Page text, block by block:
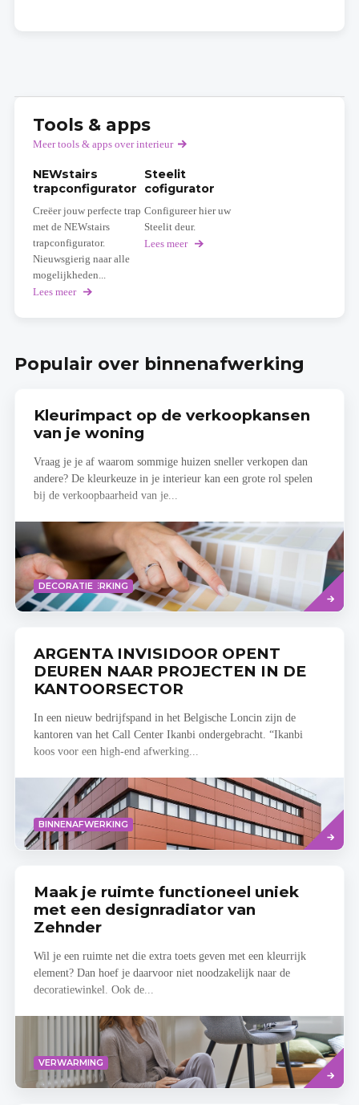
Tools & apps
Meer tools & apps over interieur
NEWstairs
trapconfigurator
Creëer jouw perfecte trap
met de NEWstairs
trapconfigurator.
Nieuwsgierig naar alle
mogelijkheden...
Lees meer over
Steelit
cofigurator
Configureer hier uw
Steelit deur.
Lees meer over
Populair over binnenafwerking
Kleurimpact op de verkoopkansen
van je woning
Vraag je je af waarom sommige huizen sneller verkopen dan
andere? De kleurkeuze in je interieur kan een grote rol spelen
bij de verkoopbaarheid van je...
VERF EN BEHANG
BINNENAFWERKING
DECORATIE
Read
more
ARGENTA INVISIDOOR OPENT
DEUREN NAAR PROJECTEN IN DE
KANTOORSECTOR
In een nieuw bedrijfspand in het Belgische Loncin zijn de
kantoren van het Call Center Ikanbi ondergebracht. “Ikanbi
koos voor een high-end afwerking...
BINNENAFWERKING
Lees
meer
Maak je ruimte functioneel uniek
met een designradiator van
Zehnder
Wil je een ruimte net die extra toets geven met een kleurrijk
element? Dan hoef je daarvoor niet noodzakelijk naar de
decoratiewinkel. Ook de...
VERWARMING
Read
more